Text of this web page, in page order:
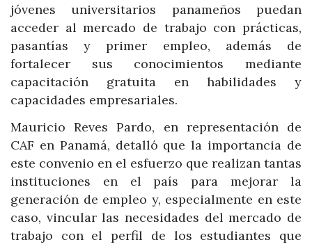
jóvenes universitarios panameños puedan
acceder al mercado de trabajo con prácticas,
pasantías y primer empleo, además de
fortalecer sus conocimientos mediante
capacitación gratuita en habilidades y
capacidades empresariales.
Mauricio Reves Pardo, en representación de
CAF en Panamá, detalló que la importancia de
este convenio en el esfuerzo que realizan tantas
instituciones en el país para mejorar la
generación de empleo y, especialmente en este
caso, vincular las necesidades del mercado de
trabajo con el perfil de los estudiantes que